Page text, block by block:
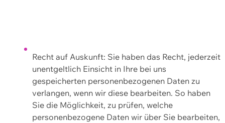
Recht auf Auskunft: Sie haben das Recht, jederzeit
unentgeltlich Einsicht in Ihre bei uns
gespeicherten personenbezogenen Daten zu
verlangen, wenn wir diese bearbeiten. So haben
Sie die Möglichkeit, zu prüfen, welche
personenbezogene Daten wir über Sie bearbeiten,